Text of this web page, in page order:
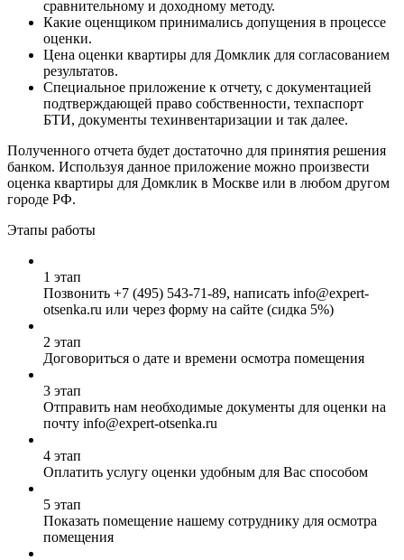
сравнительному и доходному методу.
Какие оценщиком принимались допущения в процессе
оценки.
Цена оценки квартиры для Домклик для согласованием
результатов.
Специальное приложение к отчету, с документацией
подтверждающей право собственности, техпаспорт
БТИ, документы техинвентаризации и так далее.
Полученного отчета будет достаточно для принятия решения
банком. Используя данное приложение можно произвести
оценка квартиры для Домклик в Москве или в любом другом
городе РФ.
Этапы работы
1 этап
Позвонить +7 (495) 543-71-89, написать info@expert-
otsenka.ru или через форму на сайте (сидка 5%)
2 этап
Договориться о дате и времени осмотра помещения
3 этап
Отправить нам необходимые документы для оценки на
почту info@expert-otsenka.ru
4 этап
Оплатить услугу оценки удобным для Вас способом
5 этап
Показать помещение нашему сотруднику для осмотра
помещения